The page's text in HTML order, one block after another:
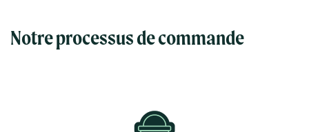
Notre processus de commande